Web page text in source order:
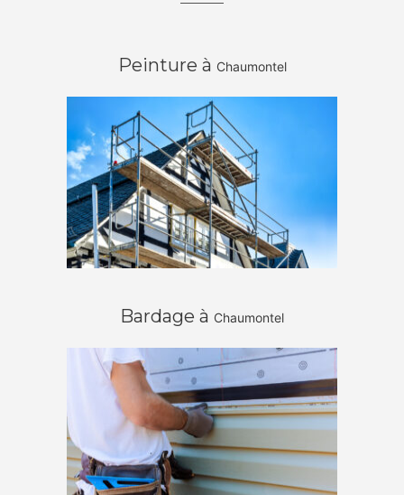
Peinture à Chaumontel
Bardage à Chaumontel